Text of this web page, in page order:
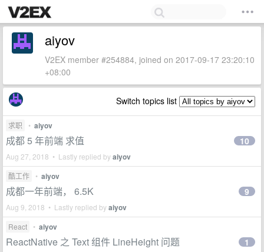
aiyov
V2EX member #254884, joined on 2017-09-17 23:20:10
+08:00
Switch topics list
求职 • aiyov
成都 5 年前端 求值
Aug 27, 2018 • Lastly replied byaiyov
10
酷工作 • aiyov
成都一年前端， 6.5K
Aug 9, 2018 • Lastly replied byaiyov
9
React • aiyov
ReactNative 之 Text 组件 LineHeight 问题 1